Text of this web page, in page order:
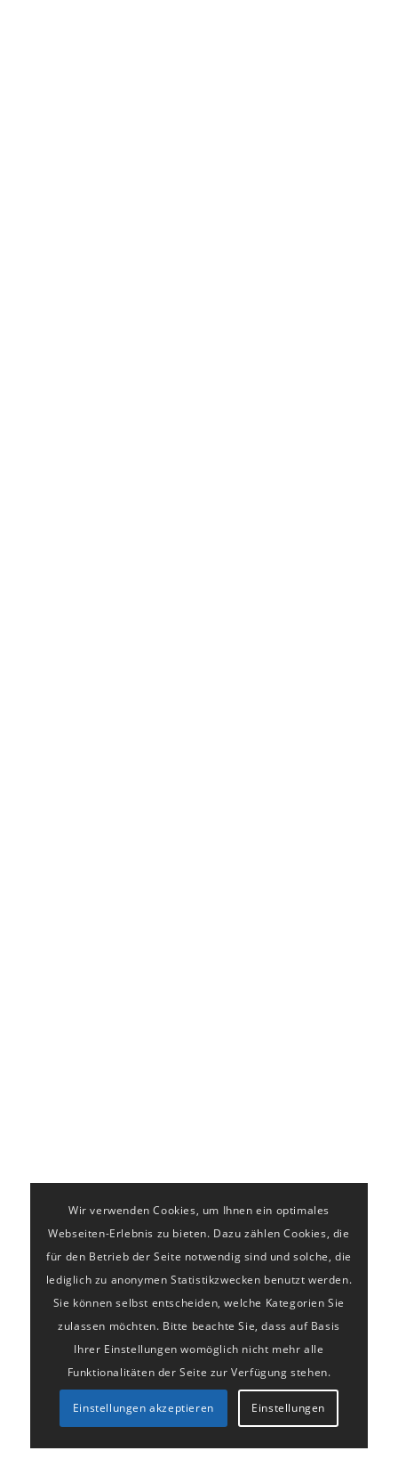
Wir verwenden Cookies, um Ihnen ein optimales
Webseiten-Erlebnis zu bieten. Dazu zählen Cookies, die
für den Betrieb der Seite notwendig sind und solche, die
lediglich zu anonymen Statistikzwecken benutzt werden.
Sie können selbst entscheiden, welche Kategorien Sie
zulassen möchten. Bitte beachte Sie, dass auf Basis
Ihrer Einstellungen womöglich nicht mehr alle
Funktionalitäten der Seite zur Verfügung stehen.
Einstellungen akzeptieren Einstellungen